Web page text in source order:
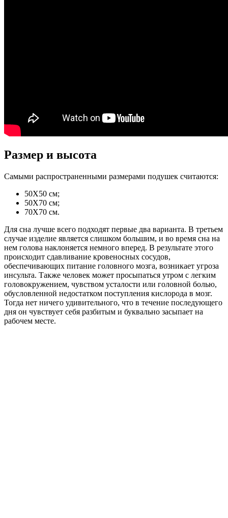
Размер и высота
Самыми распространенными размерами подушек считаются:
50Х50 см;
50Х70 см;
70Х70 см.
Для сна лучше всего подходят первые два варианта. В третьем
случае изделие является слишком большим, и во время сна на
нем голова наклоняется немного вперед. В результате этого
происходит сдавливание кровеносных сосудов,
обеспечивающих питание головного мозга, возникает угроза
инсульта. Также человек может просыпаться утром с легким
головокружением, чувством усталости или головной болью,
обусловленной недостатком поступления кислорода в мозг.
Тогда нет ничего удивительного, что в течение последующего
дня он чувствует себя разбитым и буквально засыпает на
рабочем месте.